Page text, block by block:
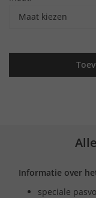
Maat kiezen
Informatie over
speciale